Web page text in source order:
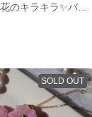
つやつやお花のキラキラ✨バレッタ
SOLD OUT